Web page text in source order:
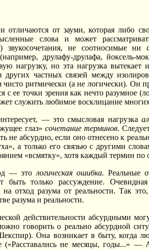
от зауми, которая либо
слова и может
звукосочетания, не соотносимые ни
друлафу-друлафа, йоксель-
нагрузку, но эта нагрузка вытекает
частных связей между
чисто ритмически (а не логически). Он
ее точки зрения как нечто разумное
служить любимое восклицание
— это смысловая нагрузка
глаз» сочетание терминов.
не абсурдно, если оно отнесено к
а только его связью с другими
«всмятку», хотя каждый термин по
— это логическая ошибка. Реальные
только рассуждение. Очевидная
отход разума от реальности. Так
разума и реальности.
действительности абсурдными
говорить о реально абсурдной
Она возникает в быту, когда
(«Расставались не месяцы, годы...» —